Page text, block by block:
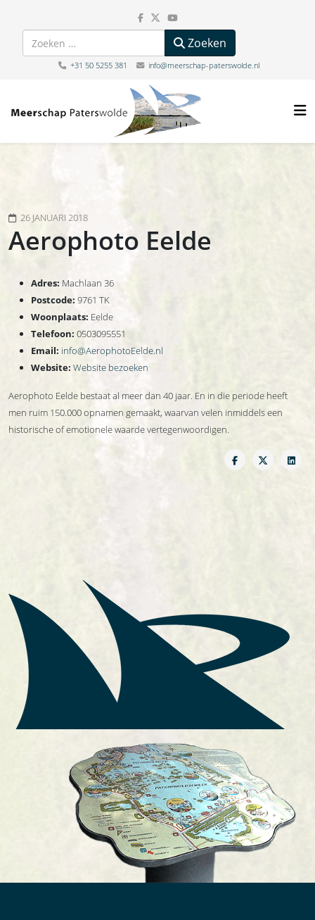
Zoeken Zoeken
+31 50 5255 381 info@meerschap-paterswolde.nl
26 JANUARI 2018
Aerophoto Eelde
Adres: Machlaan 36
Postcode: 9761 TK
Woonplaats: Eelde
Telefoon: 0503095551
Email: info@AerophotoEelde.nl
Website: Website bezoeken
Aerophoto Eelde bestaat al meer dan 40 jaar. En in die periode heeft
men ruim 150.000 opnamen gemaakt, waarvan velen inmiddels een
historische of emotionele waarde vertegenwoordigen.